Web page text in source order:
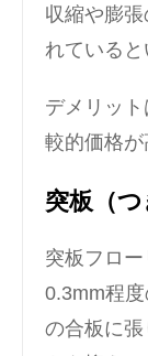
収縮や膨
れていると
デメリッ
較的価格が
突板（
突板フロ
0.3mm程
の合板に